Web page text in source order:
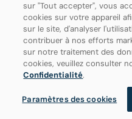
Politique de
Paramètres des cookies
© 2026 Tennis Canada,
sur "Tout accepter", vous
cookies sur votre appareil
sur le site, d'analyser
contribuer à nos efforts
sur notre traitement des
cookies, veuillez consulter
Confidentialité.
Paramètres des cookies